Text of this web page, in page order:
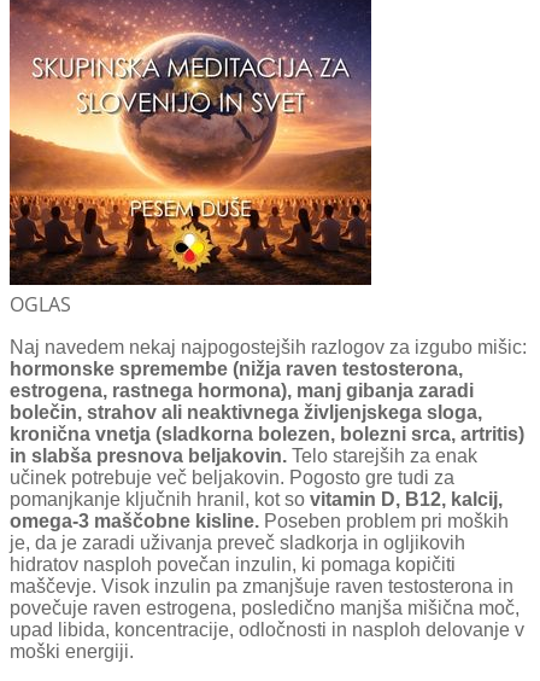
OGLAS
Naj navedem nekaj najpogostejših razlogov za izgubo mišic:
hormonske spremembe (nižja raven testosterona,
estrogena, rastnega hormona), manj gibanja zaradi
bolečin, strahov ali neaktivnega življenjskega sloga,
kronična vnetja (sladkorna bolezen, bolezni srca, artritis)
in slabša presnova beljakovin. Telo starejših za enak
učinek potrebuje več beljakovin. Pogosto gre tudi za
pomanjkanje ključnih hranil, kot so vitamin D, B12, kalcij,
omega-3 maščobne kisline. Poseben problem pri moških
je, da je zaradi uživanja preveč sladkorja in ogljikovih
hidratov nasploh povečan inzulin, ki pomaga kopičiti
maščevje. Visok inzulin pa zmanjšuje raven testosterona in
povečuje raven estrogena, posledično manjša mišična moč,
upad libida, koncentracije, odločnosti in nasploh delovanje v
moški energiji.